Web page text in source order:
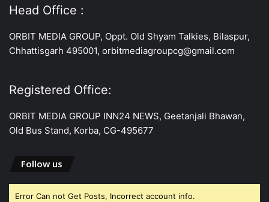
Head Office :
ORBIT MEDIA GROUP, Oppt. Old Shyam Talkies, Bilaspur,
Chhattisgarh 495001, orbitmediagroupcg@gmail.com
Registered Office:
ORBIT MEDIA GROUP INN24 NEWS, Geetanjali Bhawan,
Old Bus Stand, Korba, CG-495677
Follow us
Error Can not Get Posts, Incorrect account info.